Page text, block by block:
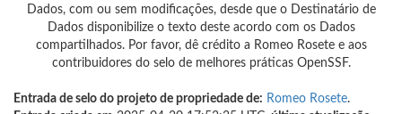
Dados, com ou sem modificações, desde que o Destinatário de
Dados disponibilize o texto deste acordo com os Dados
compartilhados. Por favor, dê crédito a Romeo Rosete e aos
contribuidores do selo de melhores práticas OpenSSF.
Entrada de selo do projeto de propriedade de: Romeo Rosete.